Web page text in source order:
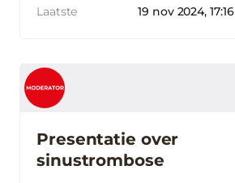
Laatste
19 nov 2024, 17:16
Presentatie over
sinustrombose